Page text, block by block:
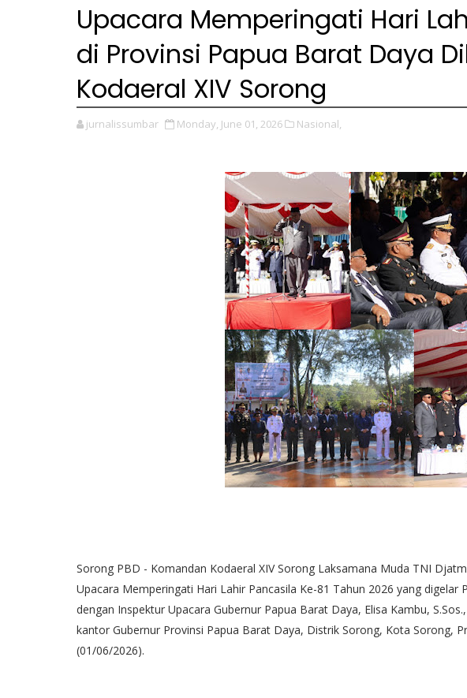
Upacara Memperingati Hari
di Provinsi Papua Barat Daya
Kodaeral XIV Sorong
jurnalissumbar Monday, June 01, 2026 Nasional,
Sorong PBD - Komandan Kodaeral XIV Sorong Laksamana Muda TNI
Upacara Memperingati Hari Lahir Pancasila Ke-81 Tahun 2026 yang digelar
dengan Inspektur Upacara Gubernur Papua Barat Daya, Elisa Kambu,
kantor Gubernur Provinsi Papua Barat Daya, Distrik Sorong, Kota Sorong,
(01/06/2026).